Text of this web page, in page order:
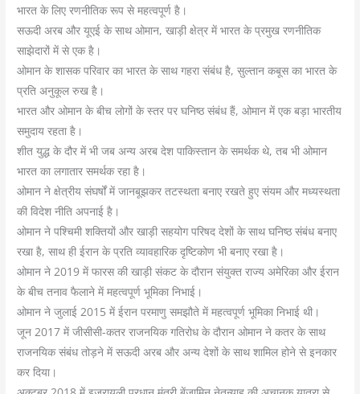
भारत के लिए रणनीतिक रूप से महत्वपूर्ण है।
सऊदी अरब और यूएई के साथ ओमान, खाड़ी क्षेत्र में भारत के प्रमुख रणनीतिक
साझेदारों में से एक है।
ओमान के शासक परिवार का भारत के साथ गहरा संबंध है, सुल्तान कबूस का भारत के
प्रति अनुकूल रुख है।
भारत और ओमान के बीच लोगों के स्तर पर घनिष्ठ संबंध हैं, ओमान में एक बड़ा भारतीय
समुदाय रहता है।
शीत युद्ध के दौर में भी जब अन्य अरब देश पाकिस्तान के समर्थक थे, तब भी ओमान
भारत का लगातार समर्थक रहा है।
ओमान ने क्षेत्रीय संघर्षों में जानबूझकर तटस्थता बनाए रखते हुए संयम और मध्यस्थता
की विदेश नीति अपनाई है।
ओमान ने पश्चिमी शक्तियों और खाड़ी सहयोग परिषद देशों के साथ घनिष्ठ संबंध बनाए
रखा है, साथ ही ईरान के प्रति व्यावहारिक दृष्टिकोण भी बनाए रखा है।
ओमान ने 2019 में फारस की खाड़ी संकट के दौरान संयुक्त राज्य अमेरिका और ईरान
के बीच तनाव फैलाने में महत्वपूर्ण भूमिका निभाई।
ओमान ने जुलाई 2015 में ईरान परमाणु समझौते में महत्वपूर्ण भूमिका निभाई थी।
जून 2017 में जीसीसी-कतर राजनयिक गतिरोध के दौरान ओमान ने कतर के साथ
राजनयिक संबंध तोड़ने में सऊदी अरब और अन्य देशों के साथ शामिल होने से इनकार
कर दिया।